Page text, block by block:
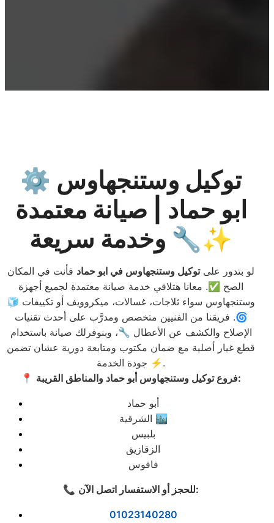
⚙️ توكيل وستنجهاوس
ابو حماد | صيانة معتمدة
وخدمة سريعة 🔧✨
لو بتدور علىتوكيل وستنجهاوس في ابو حماد فأنت في المكان
الصح ✅. معانا هتلاقي خدمة صيانة معتمدة لجميع أجهزة
وستنجهاوس سواء ثلاجات، غسالات، ميكروويف أو تكييفات 🧊
🌀. فريقنا من الفنيين متخصص ومدرَّب على أحدث تقنيات
الإصلاح والكشف عن الأعطال 🔧، وبنوفرلك صيانة باستخدام
قطع غيار أصلية مع ضمان مكتوب ومتابعة دورية عشان تضمن
جودة الخدمة ⚡.
📍
فروع توكيل وستنجهاوس أبو حماد والمناطق القريبة:
أبو حماد
الشرقية 🏙️
بلبيس
الزقازيق
فاقوس
📞 للحجز أو الاستفسار اتصل الآن:
01023140280